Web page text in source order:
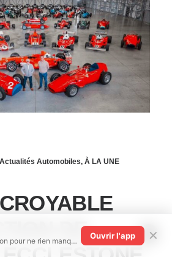
Actualités Automobiles, À LA UNE
DE
Installez l'application pour ne rien manquer !
Ouvrir l'app ✕